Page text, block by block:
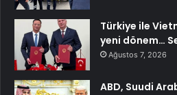
Türkiye ile
yeni dönem…
Ağustos 7, 2026
ABD, Suudi